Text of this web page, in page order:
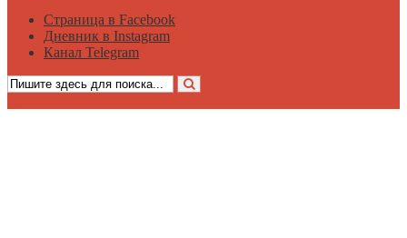
Страница в Facebook
Дневник в Instagram
Канал Telegram